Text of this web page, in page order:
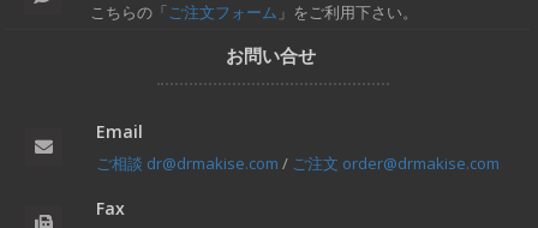
こちらの「ご注文フォーム 」をご利用下さい。
お問い合せ
Email
ご相談 dr@drmakise.com / ご注文 order@drmakise.com
Fax